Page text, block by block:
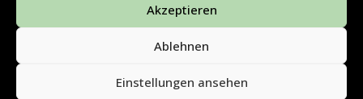
Akzeptieren
Ablehnen
Einstellungen ansehen